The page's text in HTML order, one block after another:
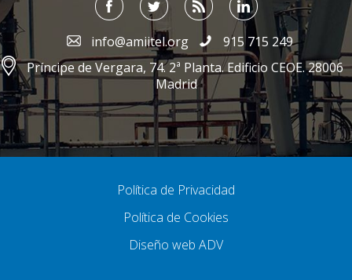
info@amiitel.org
915 715 249
Príncipe de Vergara, 74. 2ª Planta. Edificio CEOE. 28006
Madrid
Política de Privacidad
Política de Cookies
Diseño web ADV